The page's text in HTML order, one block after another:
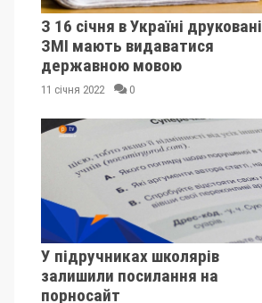
З 16 січня в Україні друковані
ЗМІ мають видаватися
державною мовою
11 січня 2022 0
У підручниках школярів
залишили посилання на
порносайт